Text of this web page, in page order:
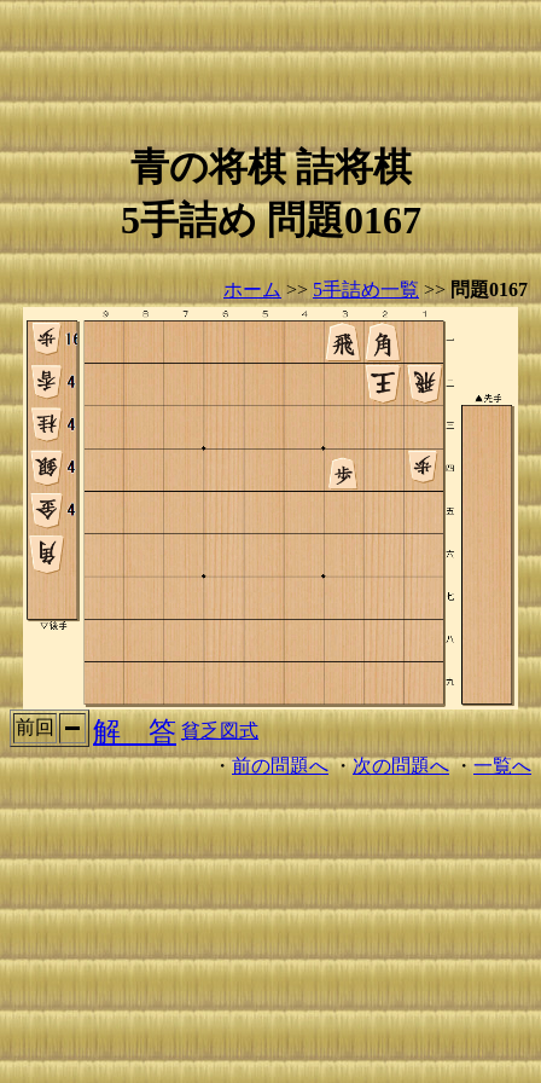
青の将棋 詰将棋
5手詰め 問題0167
ホーム >> 5手詰め一覧 >> 問題0167
前回 解 答 貧乏図式
・前の問題へ・次の問題へ・一覧へ